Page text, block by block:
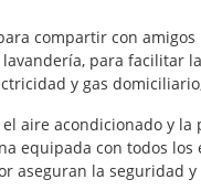
compartir con
para
y gas
aire acondicionado y
equipada con todos
aseguran la